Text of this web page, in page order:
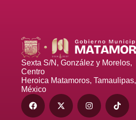
Sexta S/N, González y Morelos,
Centro
Heroica Matamoros, Tamaulipas,
México